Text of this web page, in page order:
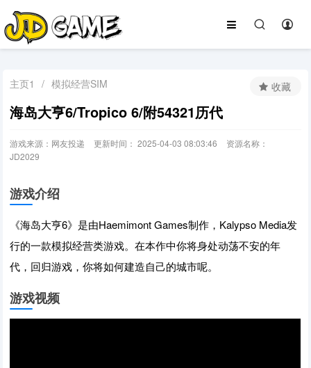
主页1 / 模拟经营SIM
海岛大亨6/Tropico 6/附54321历代
游戏来源：网友投递 更新时间： 2025-04-03 08:03:46
资源名称：
JD2029
收藏
游戏介绍
《海岛大亨6》是由Haemimont Games制作，Kalypso Media发
行的一款模拟经营类游戏。在本作中你将身处动荡不安的年
代，回归游戏，你将如何建造自己的城市呢。
游戏视频